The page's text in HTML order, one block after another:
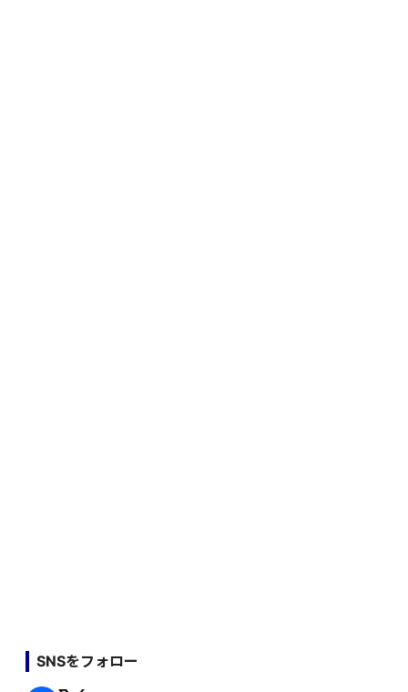
SNSをフォロー